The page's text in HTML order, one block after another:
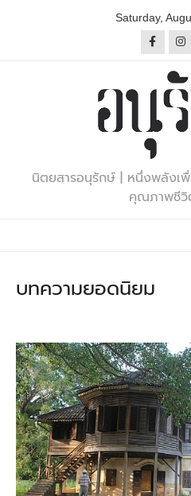
Saturday,
นิตยสารอนุรักษ์ | หนึ่งพลังเ
คุณภาพชีวิ
บทความยอดนิยม